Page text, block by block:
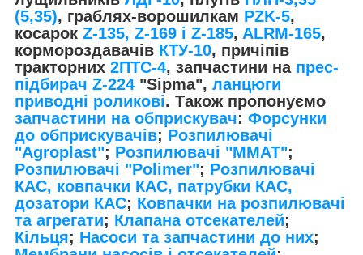
(5,35), граблях-ворошилкам PZK-5,
косарок Z-135, Z-169 і Z-185, ALRM-165,
кормороздавачів КТУ-10, причіпів
тракторних 2ПТС-4, запчастини на прес-
підбирач Z-224 "Sipma", ланцюги
приводні роликові. Також пропонуємо
запчастини на обприскувач: Форсунки
до обприскувачів; Розпилювачі
"Agroplast"; Розпилювачі "MMAT";
Розпилювачі "Polimer"; Розпилювачі
КАС, ковпачки КАС, патрубки КАС,
дозатори КАС; Ковпачки на розпилювачі
та агрегати; Клапана отсекателей;
Кільця; Насоси та запчастини до них;